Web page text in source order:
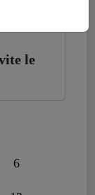
le
6